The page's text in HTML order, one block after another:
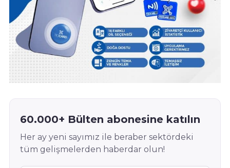
60.000+ Bülten abonesine katılın
Her ay yeni sayımız ile beraber sektördeki
tüm gelişmelerden haberdar olun!